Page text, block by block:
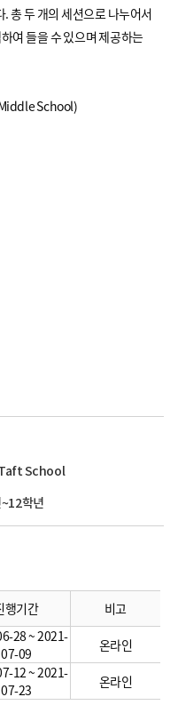
총 두 개의 세션으로 나누어서
여 들을 수 있으며 제공하는
School)
School
학년
행기간 비고
28 ~ 2021-
07-09
온라인
12 ~ 2021-
07-23
온라인